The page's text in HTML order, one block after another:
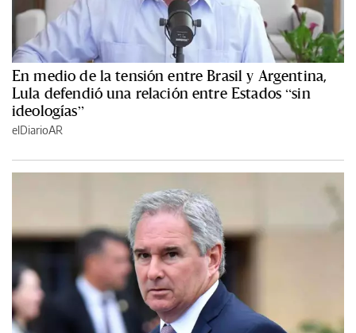
En medio de la tensión entre Brasil y Argentina,
Lula defendió una relación entre Estados “sin
ideologías”
elDiarioAR